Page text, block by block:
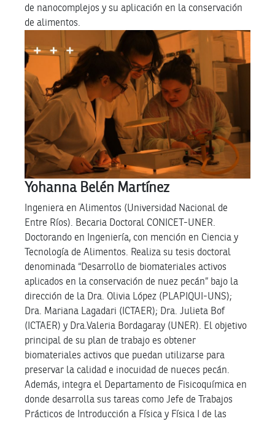
de nanocomplejos y su aplicación en la conservación
de alimentos.
Yohanna Belén Martínez
Ingeniera en Alimentos (Universidad Nacional de
Entre Ríos). Becaria Doctoral CONICET-UNER.
Doctorando en Ingeniería, con mención en Ciencia y
Tecnología de Alimentos. Realiza su tesis doctoral
denominada “Desarrollo de biomateriales activos
aplicados en la conservación de nuez pecán” bajo la
dirección de la Dra. Olivia López (PLAPIQUI-UNS);
Dra. Mariana Lagadari (ICTAER); Dra. Julieta Bof
(ICTAER) y Dra.Valeria Bordagaray (UNER). El objetivo
principal de su plan de trabajo es obtener
biomateriales activos que puedan utilizarse para
preservar la calidad e inocuidad de nueces pecán.
Además, integra el Departamento de Fisicoquímica en
donde desarrolla sus tareas como Jefe de Trabajos
Prácticos de Introducción a Física y Física I de las